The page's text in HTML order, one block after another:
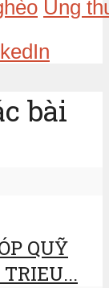
Ung
bài
QUỸ